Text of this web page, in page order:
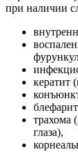
при наличии
кератит
трахома
глаза),